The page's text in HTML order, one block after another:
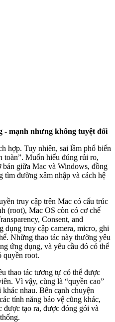
- mạnh nhưng không tuyệt đối
hợp. Tuy nhiên, sai lầm phổ biến
toàn”. Muốn hiểu đúng rủi ro,
bản giữa Mac và Windows, đồng
tìm đường xâm nhập và cách hệ
truy cập trên Mac có cấu trúc
(root), Mac OS còn có cơ chế
Consent, and
dụng truy cập camera, micro, ghi
Những thao tác này thường yêu
ứng dụng, và yêu cầu đó có thể
quyền root.
thao tác tương tự có thể được
Vì vậy, cùng là “quyền cao”
nhau. Bên cạnh chuyện
tính năng bảo vệ cũng khác,
được tạo ra, được đóng gói và